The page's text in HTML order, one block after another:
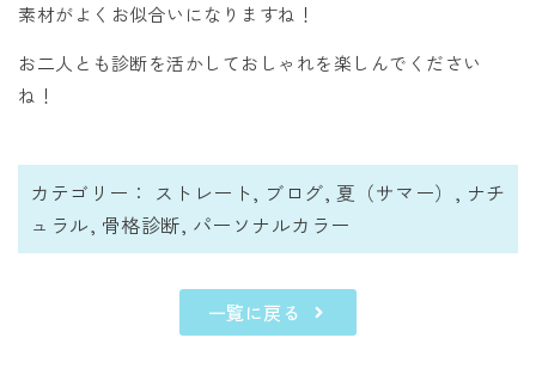
素材がよくお似合いになりますね！
お二人とも診断を活かしておしゃれを楽しんでください
ね！
カテゴリー： ストレート, ブログ, 夏（サマー） , ナチ
ュラル, 骨格診断, パーソナルカラー
一覧に戻る